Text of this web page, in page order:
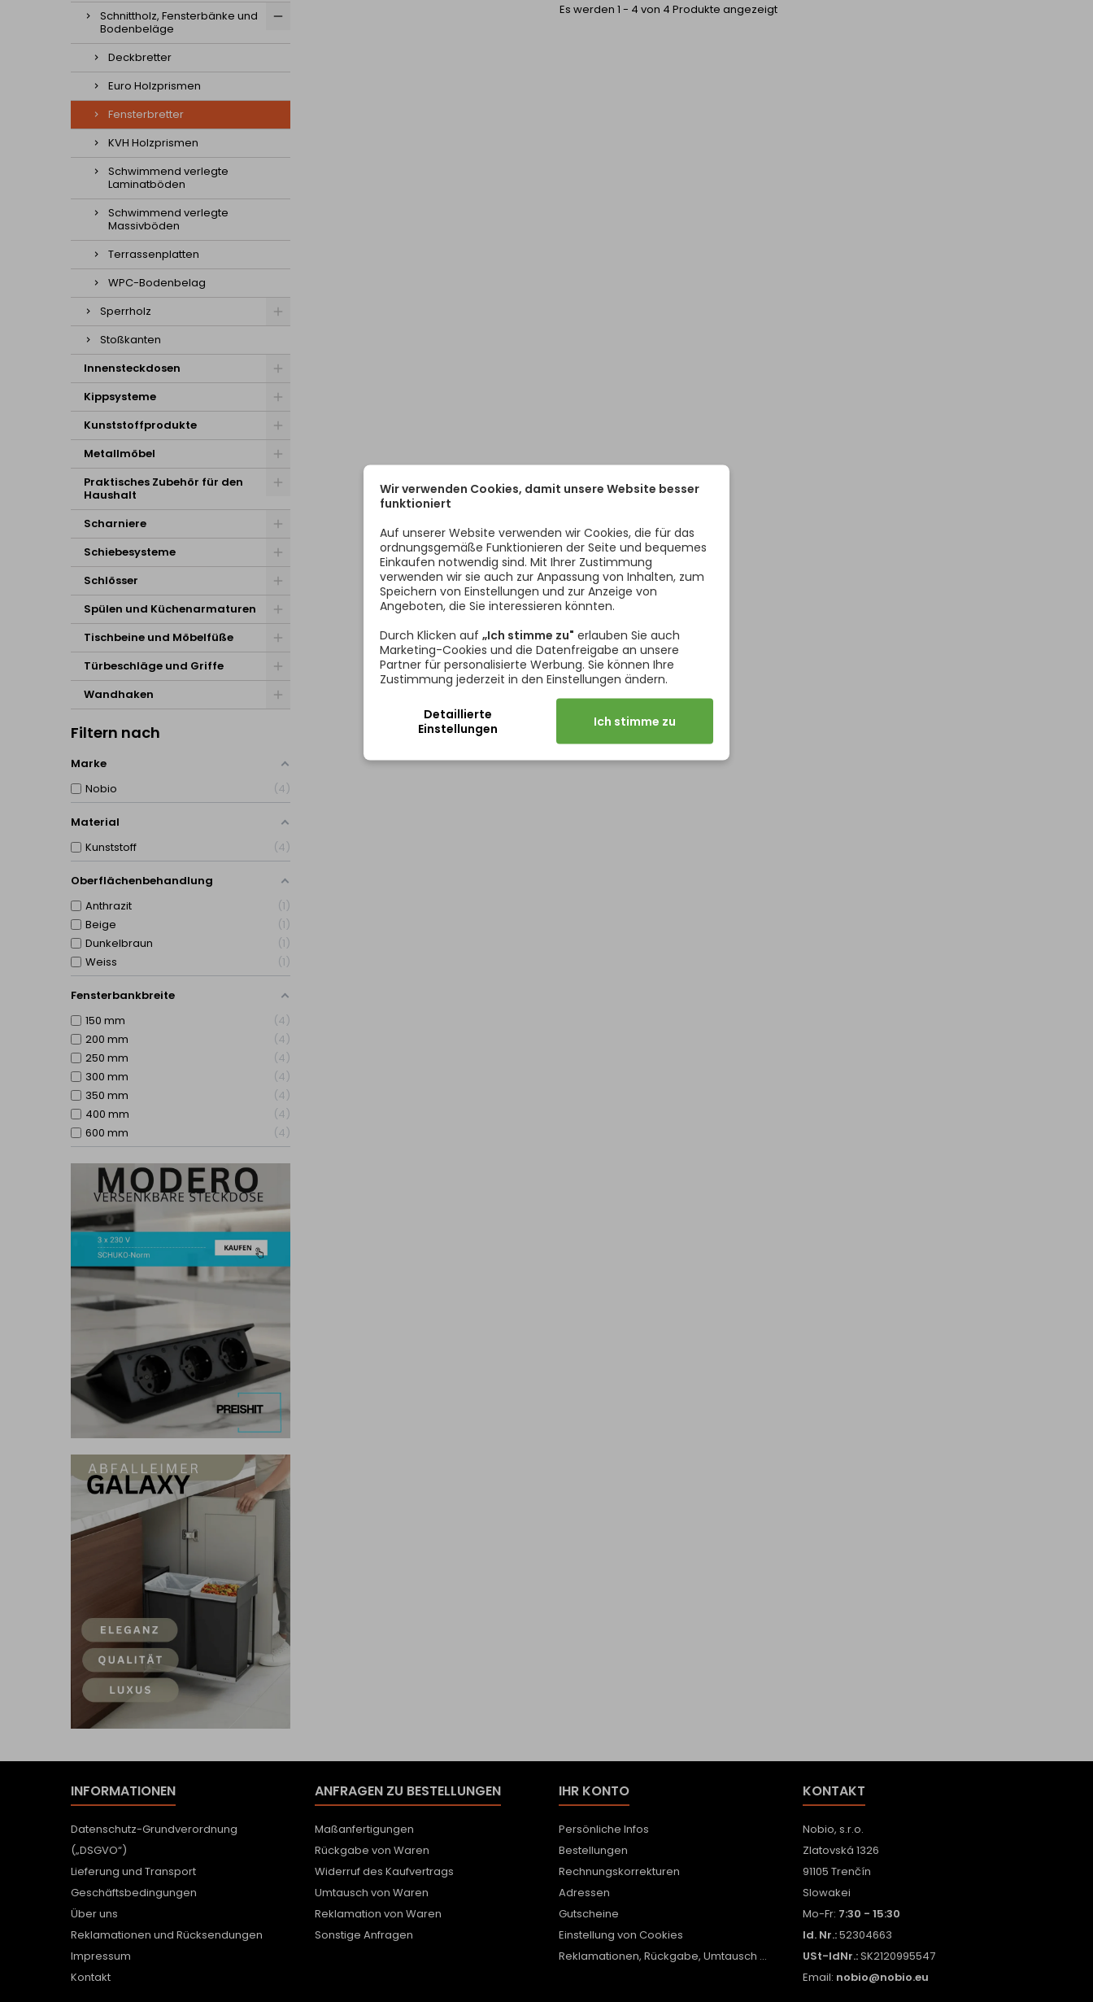
Schnittholz, Fensterbänke und
Bodenbeläge
Deckbretter
Euro Holzprismen
Fensterbretter
KVH Holzprismen
Schwimmend verlegte
Laminatböden
Schwimmend verlegte
Massivböden
Terrassenplatten
WPC-Bodenbelag
Sperrholz
Stoßkanten
Innensteckdosen
Kippsysteme
Kunststoffprodukte
Metallmöbel
Praktisches Zubehör für den
Haushalt
Scharniere
Schiebesysteme
Schlösser
Spülen und Küchenarmaturen
Tischbeine und Möbelfüße
Türbeschläge und Griffe
Wandhaken
Filtern nach
Marke
Nobio
4
Material
Kunststoff
4
Oberflächenbehandlung
Anthrazit
1
Beige
1
Dunkelbraun
1
Weiss
1
Fensterbankbreite
150 mm
4
200 mm
4
250 mm
4
300 mm
4
350 mm
4
400 mm
4
600 mm
4
Es werden 1 - 4 von 4 Produkte angezeigt
INFORMATIONEN
Datenschutz-Grundverordnung
(„DSGVO“)
Lieferung und Transport
Geschäftsbedingungen
Über uns
Reklamationen und Rücksendungen
Impressum
Kontakt
ANFRAGEN ZU BESTELLUNGEN
Maßanfertigungen
Rückgabe von Waren
Widerruf des Kaufvertrags
Umtausch von Waren
Reklamation von Waren
Sonstige Anfragen
IHR KONTO
Persönliche Infos
Bestellungen
Rechnungskorrekturen
Adressen
Gutscheine
Einstellung von Cookies
Reklamationen, Rückgabe, Umtausch ...
KONTAKT
Nobio, s.r.o.
Zlatovská 1326
91105 Trenčín
Slowakei
Mo-Fr: 7:30 - 15:30
Id. Nr.:52304663
USt-IdNr.:SK2120995547
Email: nobio@nobio.eu
Wir verwenden Cookies, damit unsere Website besser
funktioniert
Auf unserer Website verwenden wir Cookies, die für das
ordnungsgemäße Funktionieren der Seite und bequemes
Einkaufen notwendig sind. Mit Ihrer Zustimmung
verwenden wir sie auch zur Anpassung von Inhalten, zum
Speichern von Einstellungen und zur Anzeige von
Angeboten, die Sie interessieren könnten.
Durch Klicken auf „Ich stimme zu" erlauben Sie auch
Marketing-Cookies und die Datenfreigabe an unsere
Partner für personalisierte Werbung. Sie können Ihre
Zustimmung jederzeit in den Einstellungen ändern.
Detaillierte
Einstellungen
Ich stimme zu